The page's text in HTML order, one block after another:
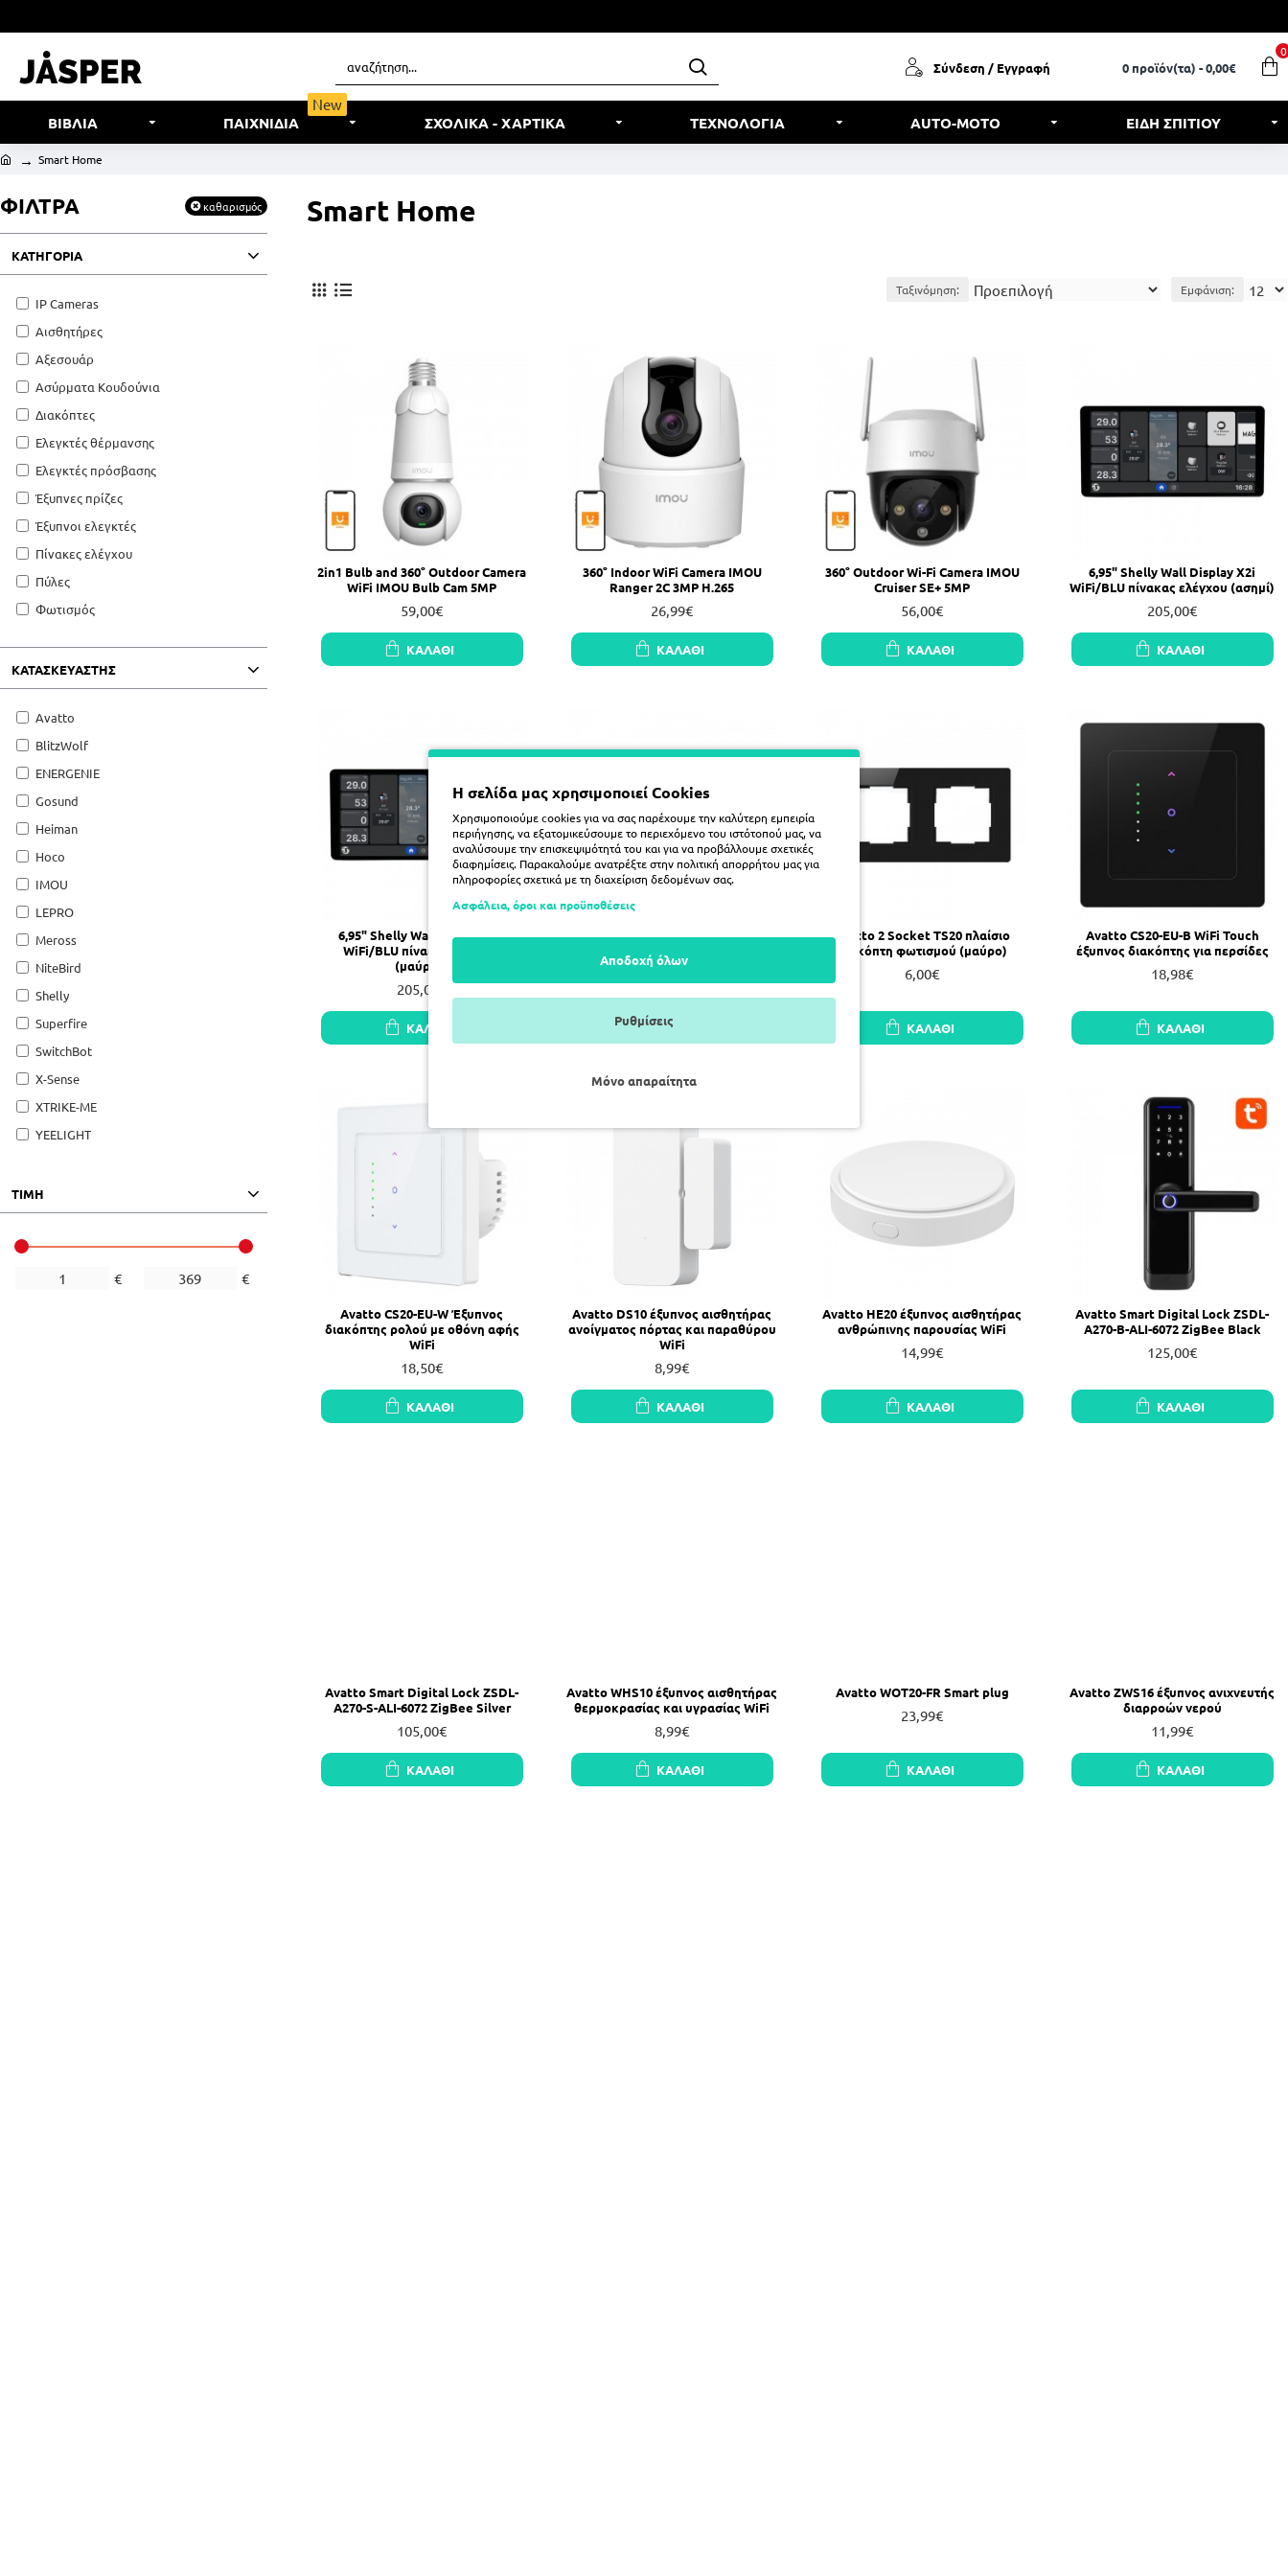
Σύνδεση / Εγγραφή 0 προϊόν(τα) - 0,00€
0
ΒΙΒΛΙΑ ΠΑΙΧΝΙΔΙΑ
New
ΣΧΟΛΙΚΑ - ΧΑΡΤΙΚΑ ΤΕΧΝΟΛΟΓΙΑ AUTO-MOTO ΕΙΔΗ ΣΠΙΤΙΟΥ
Smart Home
ΦΙΛΤΡΑ καθαρισμός
ΤΙΜΗ
€ €
ΚΑΤΗΓΟΡΙΑ
IP Cameras
Αισθητήρες
Αξεσουάρ
Ασύρματα Κουδούνια
Διακόπτες
Ελεγκτές θέρμανσης
Ελεγκτές πρόσβασης
Έξυπνες πρίζες
Έξυπνοι ελεγκτές
Πίνακες ελέγχου
Πύλες
Φωτισμός
ΚΑΤΑΣΚΕΥΑΣΤΗΣ
Avatto
BlitzWolf
ENERGENIE
Gosund
Heiman
Hoco
IMOU
LEPRO
Meross
NiteBird
Shelly
Superfire
SwitchBot
X-Sense
XTRIKE-ME
YEELIGHT
Smart Home
Ταξινόμηση: Εμφάνιση:
2in1 Bulb and 360° Outdoor Camera
WiFi IMOU Bulb Cam 5MP
59,00€
ΚΑΛΆΘΙ
360° Indoor WiFi Camera IMOU
Ranger 2C 3MP H.265
26,99€
ΚΑΛΆΘΙ
360° Outdoor Wi-Fi Camera IMOU
Cruiser SE+ 5MP
56,00€
ΚΑΛΆΘΙ
6,95" Shelly Wall Display X2i
WiFi/BLU πίνακας ελέγχου (ασημί)
205,00€
ΚΑΛΆΘΙ
6,95" Shelly Wall Display X2i
WiFi/BLU πίνακας ελέγχου
(μαύρος)
205,00€
ΚΑΛΆΘΙ
Avatto 2 Socket TS20 πλαίσιο
ΚΑΛΆΘΙ
Avatto 2 Socket TS20 πλαίσιο
διακόπτη φωτισμού (μαύρο)
6,00€
ΚΑΛΆΘΙ
Avatto CS20-EU-B WiFi Touch
έξυπνος διακόπτης για περσίδες
18,98€
ΚΑΛΆΘΙ
Avatto CS20-EU-W Έξυπνος
διακόπτης ρολού με οθόνη αφής
WiFi
18,50€
ΚΑΛΆΘΙ
Avatto DS10 έξυπνος αισθητήρας
ανοίγματος πόρτας και παραθύρου
WiFi
8,99€
ΚΑΛΆΘΙ
Avatto HE20 έξυπνος αισθητήρας
ανθρώπινης παρουσίας WiFi
14,99€
ΚΑΛΆΘΙ
Avatto Smart Digital Lock ZSDL-
A270-B-ALI-6072 ZigBee Black
125,00€
ΚΑΛΆΘΙ
Avatto Smart Digital Lock ZSDL-
A270-S-ALI-6072 ZigBee Silver
105,00€
ΚΑΛΆΘΙ
Avatto WHS10 έξυπνος αισθητήρας
θερμοκρασίας και υγρασίας WiFi
8,99€
ΚΑΛΆΘΙ
Avatto WOT20-FR Smart plug
23,99€
ΚΑΛΆΘΙ
Avatto ZWS16 έξυπνος ανιχνευτής
διαρροών νερού
11,99€
ΚΑΛΆΘΙ
Η σελίδα μας χρησιμοποιεί Cookies
Χρησιμοποιούμε cookies για να σας παρέχουμε την καλύτερη εμπειρία
περιήγησης, να εξατομικεύσουμε το περιεχόμενο του ιστότοπού μας, να
αναλύσουμε την επισκεψιμότητά του και για να προβάλλουμε σχετικές
διαφημίσεις. Παρακαλούμε ανατρέξτε στην πολιτική απορρήτου μας για
πληροφορίες σχετικά με τη διαχείριση δεδομένων σας.
Ασφάλεια, όροι και προϋποθέσεις
Αποδοχή όλων
Ρυθμίσεις
Μόνο απαραίτητα